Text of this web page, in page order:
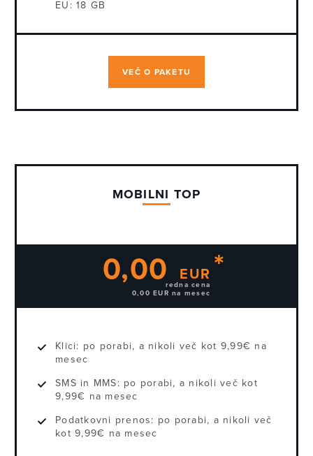
EU: 18 GB
VEČ O PAKETU
MOBILNI TOP
0,00 EUR
redna cena
0,00 EUR na mesec
Klici: po porabi, a nikoli več kot 9,99€ na
mesec
SMS in MMS: po porabi, a nikoli več kot
9,99€ na mesec
Podatkovni prenos: po porabi, a nikoli več
kot 9,99€ na mesec